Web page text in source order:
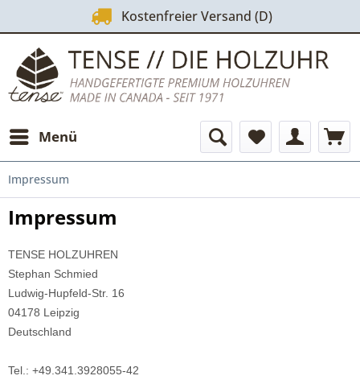
Kostenfreier Versand (D)
Menü
Impressum
Impressum
TENSE HOLZUHREN
Stephan Schmied
Ludwig-Hupfeld-Str. 16
04178 Leipzig
Deutschland
Tel.: +49.341.3928055-42